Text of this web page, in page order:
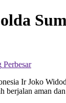
Perbesar
Ir Joko
aman